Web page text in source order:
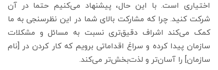
اختیاری است. با این حال، پیشنهاد می‌کنیم حتما در آن
شرکت کنید. چرا که مشارکت بالای شما در این نظرسنجی به ما
کمک می‌کند اشراف دقیق‌تری نسبت به مسائل و مشکلات
سازمان پیدا کرده و سراغ اقداماتی برویم که کار کردن در [نام
سازمان] را آسان‌تر و لذت‌بخش‌تر می‌کند.